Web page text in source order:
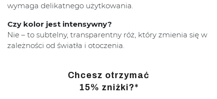
wymaga delikatnego użytkowania.
Czy kolor jest intensywny?
Nie – to subtelny, transparentny róż, który zmienia się w
zależności od światła i otoczenia.
Chcesz otrzymać
15% zniżki?*